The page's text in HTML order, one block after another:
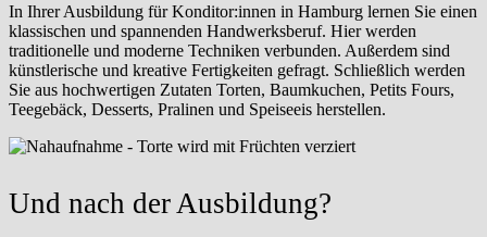
In Ihrer Ausbildung für Konditor:innen in Hamburg lernen Sie einen
klassischen und spannenden Handwerksberuf. Hier werden
traditionelle und moderne Techniken verbunden. Außerdem sind
künstlerische und kreative Fertigkeiten gefragt. Schließlich werden
Sie aus hochwertigen Zutaten Torten, Baumkuchen, Petits Fours,
Teegebäck, Desserts, Pralinen und Speiseeis herstellen.
Und nach der Ausbildung?